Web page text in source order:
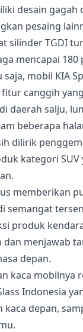
desain gagah
pesaing
silinder TGDI
mencapai 180
mobil KIA
canggih
daerah salju,
beberapa
dilirik
kategori SUV
memberikan
semangat
produk
menjawab
depan.
kaca mobilnya
Indonesia
kaca depan,